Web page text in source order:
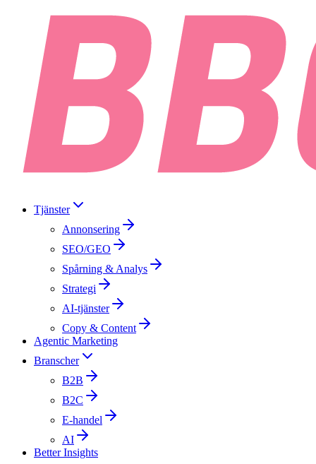
Tjänster
Annonsering
SEO/GEO
Spårning & Analys
Strategi
AI-tjänster
Copy & Content
Agentic Marketing
Branscher
B2B
B2C
E-handel
AI
Better Insights